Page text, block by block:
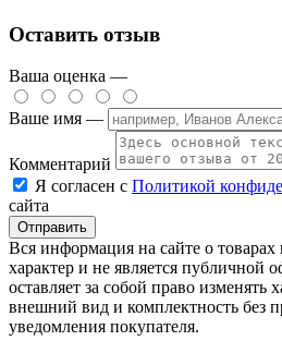
Оставить отзыв
Ваша оценка —
Ваше имя —
Комментарий
Я согласен с Политикой
сайта
Вся информация на сайте о
характер и не является публичной
оставляет за собой право изменять
внешний вид и комплектность без
уведомления покупателя.